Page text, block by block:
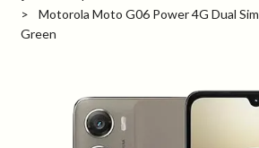
Motorola Moto G06 Power 4G Dual
Green